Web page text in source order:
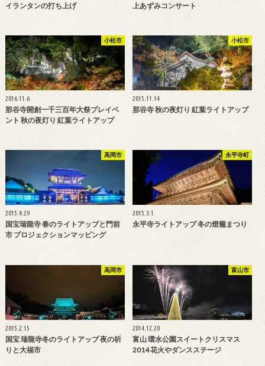
イランタンの打ち上げ
上あずみコンサート
小松市
2016.11.6
那谷寺開創一千三百年大祭プレイベ
ント 秋の夜灯り 紅葉ライトアップ
小松市
2015.11.14
那谷寺 秋の夜灯り 紅葉ライトアップ
高岡市
2015.4.29
国宝瑞龍寺 春のライトアップと門前
市 プロジェクションマッピング
永平寺町
2015.3.1
永平寺ライトアップ 冬の燈籠まつり
高岡市
2015.2.15
国宝 瑞龍寺冬のライトアップ 夜の祈
りと大福市
富山市
2014.12.20
富山 環水公園スイートクリスマス
2014 花火やダンスステージ